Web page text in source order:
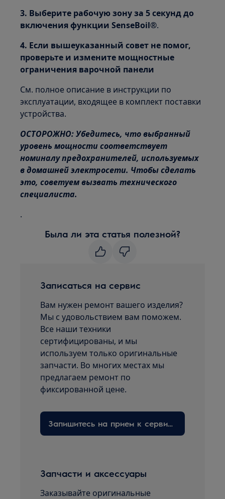
3. Выберите рабочую зону за 5 секунд до
включения функции SenseBoil®.
4. Если вышеуказанный совет не помог,
проверьте и измените мощностные
ограничения варочной панели
См. полное описание в инструкции по
эксплуатации, входящее в комплект поставки
устройства.
ОСТОРОЖНО: Убедитесь, что выбранный
уровень мощности соответствует
номиналу предохранителей, используемых
в домашней электросети. Чтобы сделать
это, советуем вызвать технического
специалиста.
.
Была ли эта статья полезной?
Записаться на сервис
Вам нужен ремонт вашего изделия?
Мы с удовольствием вам поможем.
Все наши техники
сертифицированы, и мы
используем только оригинальные
запчасти. Во многих местах мы
предлагаем ремонт по
фиксированной цене.
Запишитесь на прием к сервисному технику здесь
Запчасти и аксессуары
Заказывайте оригинальные